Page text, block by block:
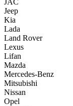
Jeep
Kia
Lada
Land Rover
Lexus
Lifan
Mazda
Mercedes-Benz
Mitsubishi
Nissan
Opel